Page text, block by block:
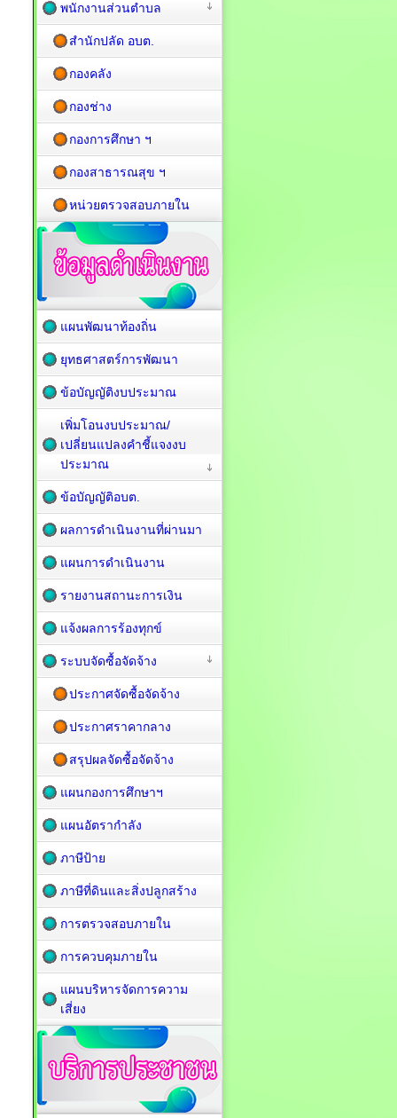
พนักงานส่วนตำบล
สำนักปลัด อบต.
กองคลัง
กองช่าง
กองการศึกษา ฯ
กองสาธารณสุข ฯ
หน่วยตรวจสอบภายใน
แผนพัฒนาท้องถิ่น
ยุทธศาสตร์การพัฒนา
ข้อบัญญัติงบประมาณ
เพิ่มโอนงบประมาณ/
เปลี่ยนแปลงคำชี้แจงงบ
ประมาณ
ข้อบัญญัติอบต.
ผลการดำเนินงานที่ผ่านมา
แผนการดำเนินงาน
รายงานสถานะการเงิน
แจ้งผลการร้องทุกข์
ระบบจัดซื้อจัดจ้าง
ประกาศจัดซื้อจัดจ้าง
ประกาศราคากลาง
สรุปผลจัดซื้อจัดจ้าง
แผนกองการศึกษาฯ
แผนอัตรากำลัง
ภาษีป้าย
ภาษีที่ดินและสิ่งปลูกสร้าง
การตรวจสอบภายใน
การควบคุมภายใน
แผนบริหารจัดการความ
เสี่ยง